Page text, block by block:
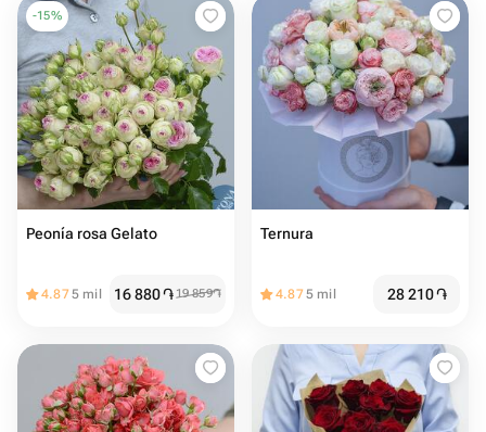
-15%
Peonía rosa Gelato
4.875 mil 16 880֏19 859֏
Ternura
4.875 mil 28 210֏